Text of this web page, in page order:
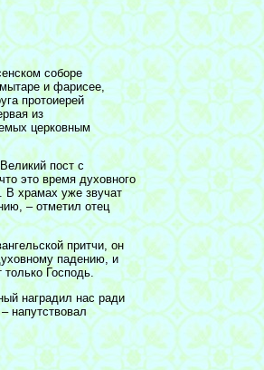
соборе
и фарисее,
протоиерей
из
церковным
пост с
это время духовного
В храмах уже звучат
– отметил отец
притчи, он
падению, и
Господь.
наградил нас ради
напутствовал